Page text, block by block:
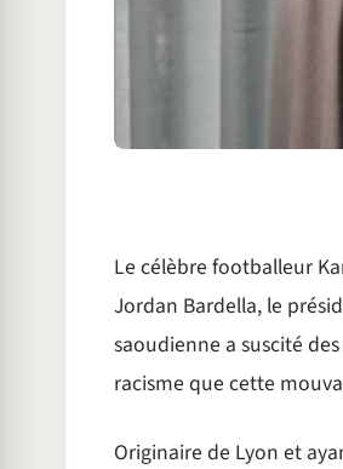
Le célèbre footballeur
Jordan Bardella, le
saoudienne a suscité
racisme que cette
Originaire de Lyon et